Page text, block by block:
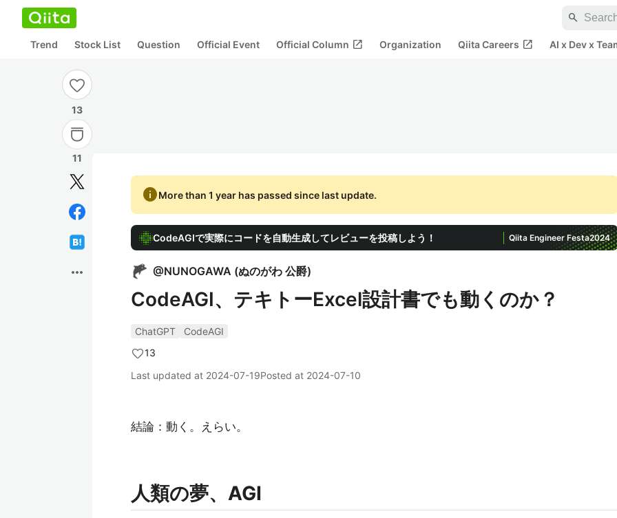
search
Trend Stock List Question Official Event Official Column open_in_new Organization Qiita Careers open_in_new AI x Dev x
13
11
more_horiz
infoMore than 1 year has passed since last update.
CodeAGIで実際にコードを自動生成してレビューを投稿しよう！ Qiita Engineer Festa2024
@NUNOGAWA (ぬのがわ 公爵)
CodeAGI、テキトーExcel設計書でも動くのか？
ChatGPT
CodeAGI
13
Last updated at 2024-07-19Posted at 2024-07-10
結論：動く。えらい。
人類の夢、AGI